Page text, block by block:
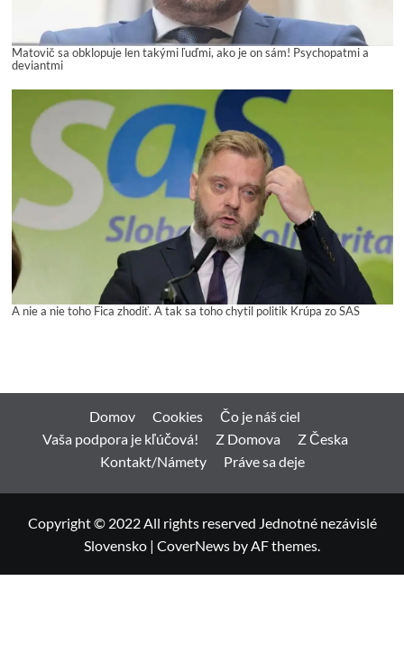
Matovič sa obklopuje len takými ľuďmi, ako je on sám! Psychopatmi a
deviantmi
A nie a nie toho Fica zhodiť. A tak sa toho chytil politik Krúpa zo SAS
Domov Cookies
Čo je náš ciel
Vaša podpora je kľúčová!
Z Domova
Z Česka
Kontakt/Námety
Práve sa deje
Copyright © 2022 All rights reserved Jednotné nezávislé
Slovensko | CoverNews by AF themes.